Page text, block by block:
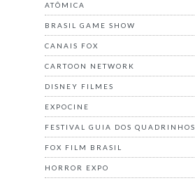
ATÔMICA
BRASIL GAME SHOW
CANAIS FOX
CARTOON NETWORK
DISNEY FILMES
EXPOCINE
FESTIVAL GUIA DOS QUADRINHOS
FOX FILM BRASIL
HORROR EXPO